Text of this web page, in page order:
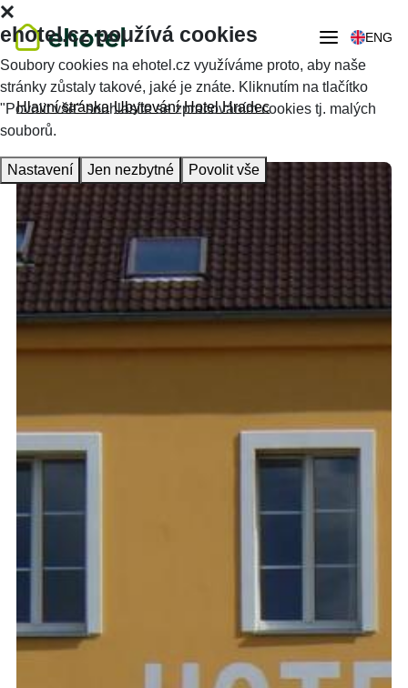
ENG
Hlavní stránka Ubytování Hotel Hradec
ehotel.cz používá cookies
Soubory cookies na ehotel.cz využíváme proto, aby naše
stránky zůstaly takové, jaké je znáte. Kliknutím na tlačítko
"Povolit vše" souhlasíte se zpracováním cookies tj. malých
souborů.
Nastavení Jen nezbytné Povolit vše